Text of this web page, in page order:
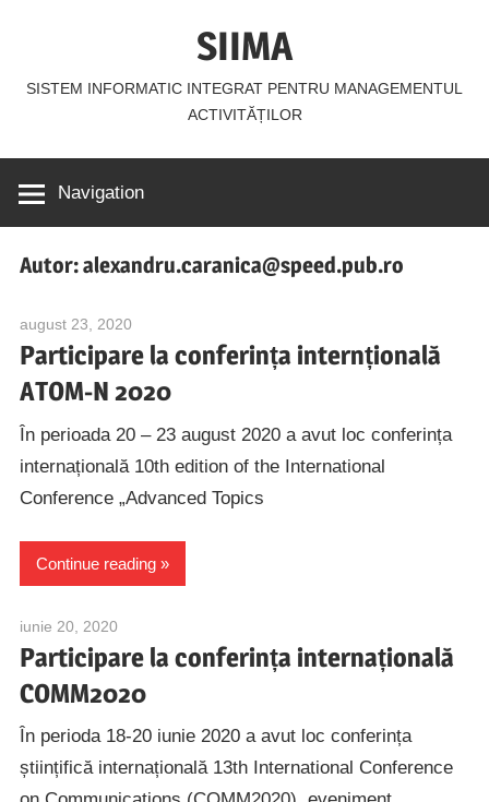
SIIMA
SISTEM INFORMATIC INTEGRAT PENTRU MANAGEMENTUL
ACTIVITĂȚILOR
Navigation
Autor:alexandru.caranica@speed.pub.ro
august 23, 2020
Participare la conferința internțională
ATOM-N 2020
În perioada 20 – 23 august 2020 a avut loc conferința
internațională 10th edition of the International
Conference „Advanced Topics
Continue reading
iunie 20, 2020
Participare la conferința internațională
COMM2020
În perioda 18-20 iunie 2020 a avut loc conferința
științifică internațională 13th International Conference